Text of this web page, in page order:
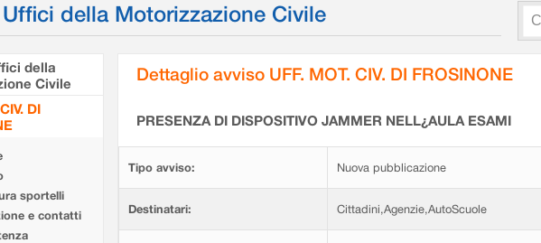
della Motorizzazione Civile
della
Civile
DI
sportelli
e contatti
Dettaglio avviso UFF. MOT. CIV. DI FROSINONE
PRESENZA DI DISPOSITIVO JAMMER NELL¿AULA ESAMI
Tipo avviso: Nuova pubblicazione
Destinatari: Cittadini,Agenzie,AutoScuole